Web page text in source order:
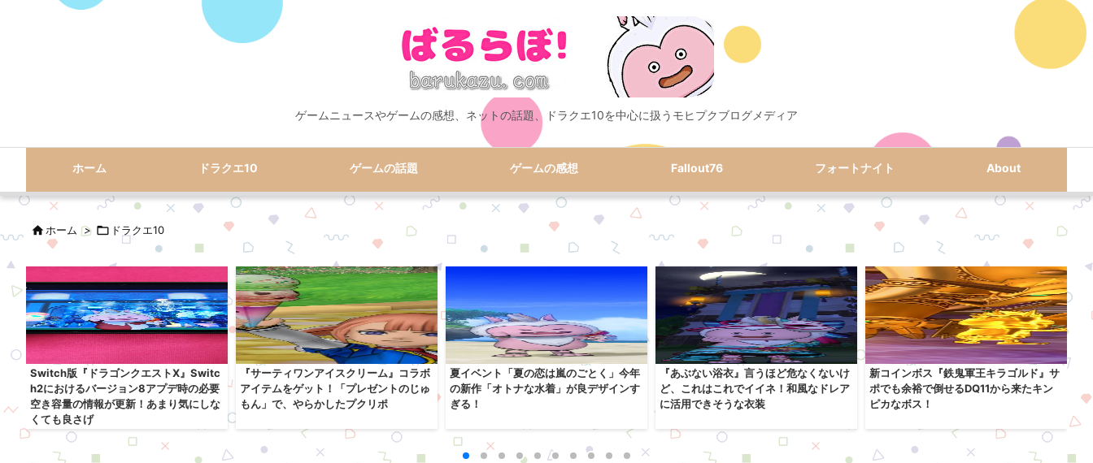
ゲームニュースやゲームの感想、ネットの話題、ドラクエ10を中心に扱うモヒプクブログメディア
ホーム ドラクエ10 ゲームの話題 ゲームの感想 Fallout76 フォートナイト About
ホーム >  ドラクエ10
Switch版『ドラゴンクエストX』Switc
h2におけるバージョン8アプデ時の必要
空き容量の情報が更新！あまり気にしな
くても良さげ
『サーティワンアイスクリーム』コラボ
アイテムをゲット！「プレゼントのじゅ
もん」で、やらかしたプクリポ
夏イベント「夏の恋は嵐のごとく」今年
の新作「オトナな水着」が良デザインす
ぎる！
『あぶない浴衣』言うほど危なくないけ
ど、これはこれでイイネ！和風なドレア
に活用できそうな衣装
新コインボス『鉄鬼軍王キラゴルド』サ
ポでも余裕で倒せるDQ11から来たキン
ピカなボス！